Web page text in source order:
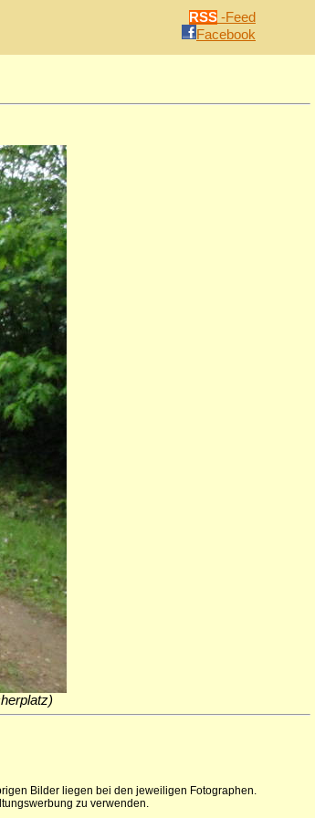
RSS -Feed
Facebook
Bilder liegen bei den jeweiligen Fotographen.
zu verwenden.